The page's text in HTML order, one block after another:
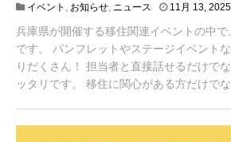
イベント , お知らせ, ニュース 11月 13, 20256
2
兵庫県が開催する移住関連イベントの中で
です。 パンフレットやステージイベント
りだくさん！ 担当者と直接話せるだけで
ッタリです。 移住に関心がある方だけで